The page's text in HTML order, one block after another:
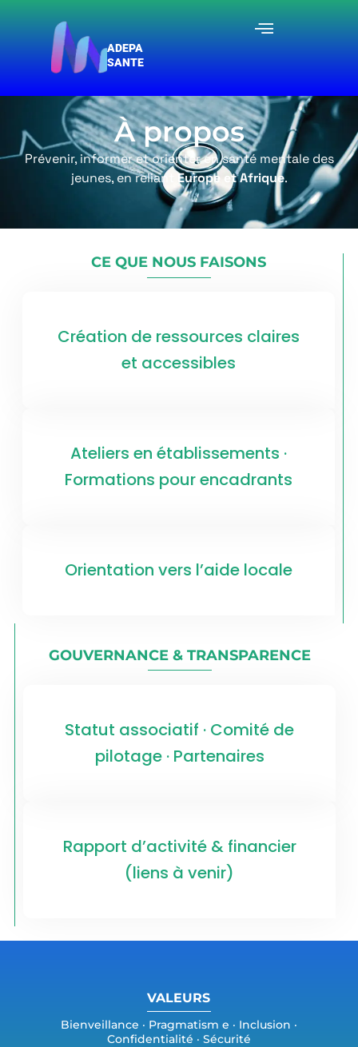
ADEPA
SANTE
À propos
Prévenir, informer et orienter en santé mentale des
jeunes, en reliant Europe et Afrique.
CE QUE NOUS FAISONS
Création de ressources claires
et accessibles
Ateliers en établissements ·
Formations pour encadrants
Orientation vers l’aide locale
GOUVERNANCE & TRANSPARENCE
Statut associatif · Comité de
pilotage · Partenaires
Rapport d’activité & financier
(liens à venir)
VALEURS
Bienveillance · Pragmatism e · Inclusion ·
Confidentialité · Sécurité